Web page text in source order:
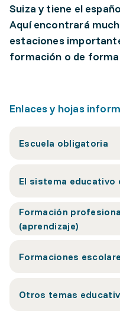
Suiza y tiene el
Aquí encontrará
estaciones
formación o de
Enlaces y hojas
Escuela obligatoria
El sistema educativo
Formación
(aprendizaje)
Formaciones
Otros temas